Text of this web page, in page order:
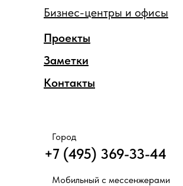
Контакты
Заметки
Проекты
Бизнес-центры и офисы
Мобильный с мессенжерами
+7 (495) 369-33-44
Город